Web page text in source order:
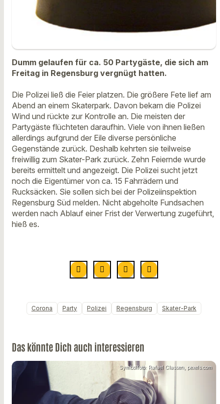
Dumm gelaufen für ca. 50 Partygäste, die sich am
Freitag in Regensburg vergnügt hatten.
Die Polizei ließ die Feier platzen. Die größere Fete lief am
Abend an einem Skaterpark. Davon bekam die Polizei
Wind und rückte zur Kontrolle an. Die meisten der
Partygäste flüchteten daraufhin. Viele von ihnen ließen
allerdings aufgrund der Eile diverse persönliche
Gegenstände zurück. Deshalb kehrten sie teilweise
freiwillig zum Skater-Park zurück. Zehn Feiernde wurde
bereits ermittelt und angezeigt. Die Polizei sucht jetzt
noch die Eigentümer von ca. 15 Fahrrädern und
Rucksäcken. Sie sollen sich bei der Polizeiinspektion
Regensburg Süd melden. Nicht abgeholte Fundsachen
werden nach Ablauf einer Frist der Verwertung zugeführt,
hieß es.
Corona Party Polizei Regensburg Skater-Park
Das könnte Dich auch interessieren
Symbolfoto: Rafael Classen, pexels.com